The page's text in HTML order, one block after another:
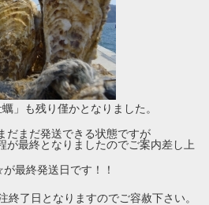
」も残り僅かとなりました。
だまだ発送できる状態ですが
が最終となりましたのでご案内差し上
終発送日です！！
終了日となりますのでご容赦下さい。